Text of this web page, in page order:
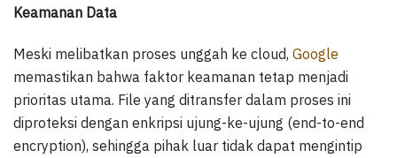
Keamanan Data
Meski melibatkan proses unggah ke cloud, Google
memastikan bahwa faktor keamanan tetap menjadi
prioritas utama. File yang ditransfer dalam proses ini
diproteksi dengan enkripsi ujung-ke-ujung (end-to-end
encryption), sehingga pihak luar tidak dapat mengintip